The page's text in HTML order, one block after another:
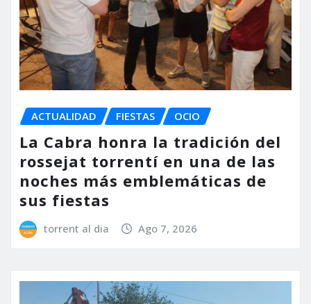
ACTUALIDAD FIESTAS OCIO
La Cabra honra la tradición del
rossejat torrentí en una de las
noches más emblemáticas de
sus fiestas
torrent al dia Ago 7, 2026